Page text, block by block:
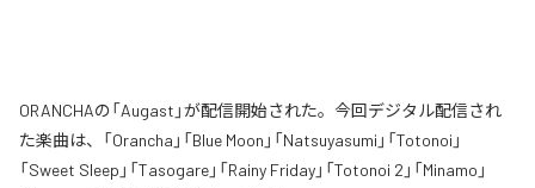
ORANCHAの「Augast」が配信開始された。今回デジタル配信され
た楽曲は、「Orancha」「Blue Moon」「Natsuyasumi」「Totonoi」
「Sweet Sleep」「Tasogare」「Rainy Friday」「Totonoi 2」「Minamo」